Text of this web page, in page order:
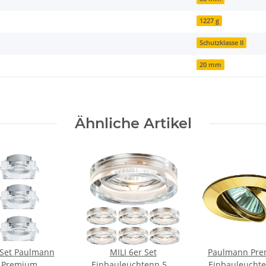
1227 g
Schutzklasse II
20 mm
Ähnliche Artikel
MILI 6er Set
Paulmann